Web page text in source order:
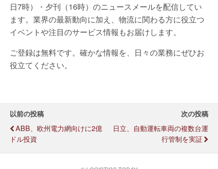
日7時）・夕刊（16時）のニュースメールを配信してい
ます。業界の最新動向に加え、物流に関わる方に役立つ
イベントや注目のサービス情報もお届けします。
ご登録は無料です。確かな情報を、日々の業務にぜひお
役立てください。
以前の投稿
ABB、欧州電力網向けに2億
ドル投資
次の投稿
日立、自動運転車両の複数台運
行管制を実証